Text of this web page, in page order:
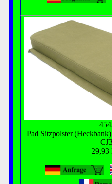
Pad Sitzpolster
29,93